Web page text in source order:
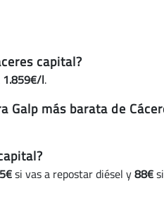
capital?
1.859€/l.
más barata de
si vas a repostar diésel y88€